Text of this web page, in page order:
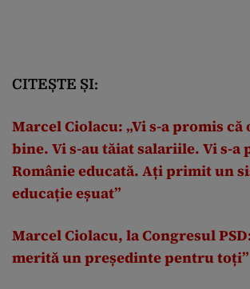
CITEȘTE ȘI:
Marcel Ciolacu: „Vi s-a promis că
bine. Vi s-au tăiat salariile. Vi s-a
Românie educată. Ați primit un
educație eșuat”
Marcel Ciolacu, la Congresul
merită un președinte pentru toți”